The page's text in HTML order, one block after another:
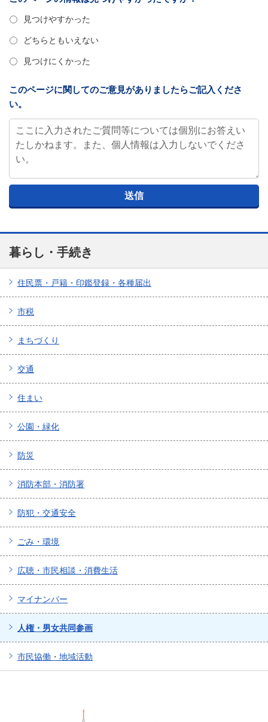
見つけやすかった
どちらともいえない
見つけにくかった
このページに関してのご意見がありましたらご記入くださ
い。
暮らし・手続き
住民票・戸籍・印鑑登録・各種届出
市税
まちづくり
交通
住まい
公園・緑化
防災
消防本部・消防署
防犯・交通安全
ごみ・環境
広聴・市民相談・消費生活
マイナンバー
人権・男女共同参画
市民協働・地域活動